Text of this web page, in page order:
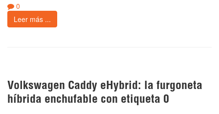
0
Leer más ...
Volkswagen Caddy eHybrid: la furgoneta
híbrida enchufable con etiqueta 0